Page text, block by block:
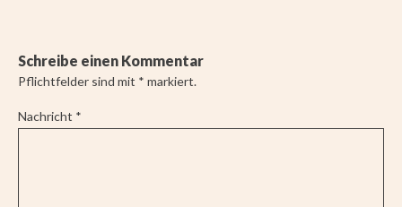
Schreibe einen Kommentar
Pflichtfelder sind mit * markiert.
Nachricht *